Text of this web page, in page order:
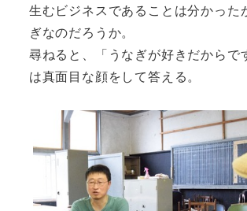
生むビジネスであることは分かった
ぎなのだろうか。
尋ねると、「うなぎが好きだからで
は真面目な顔をして答える。